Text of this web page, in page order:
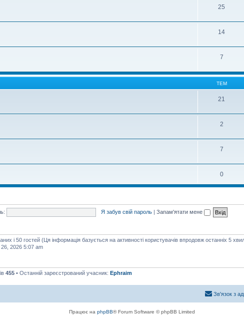
25
14
7
ТЕМ
21
2
7
0
Я забув свій пароль | Запам'ятати мене
і 50 гостей (Ця інформація базується на активності користувачів впродовж останніх 5
2026 5:07 am
455 • Останній зареєстрований учасник: Ephraim
Зв'язок з
Працює на phpBB® Forum Software © phpBB Limited